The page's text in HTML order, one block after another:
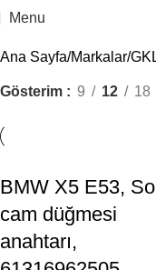
Menu
Ana Sayfa Markalar
Gösterim 9 12 18
BMW X5 E53, Sol
cam düğmesi
anahtarı,